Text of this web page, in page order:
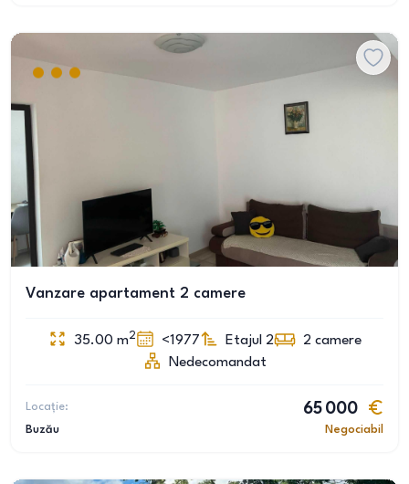
Vanzare apartament 2 camere
35.00 m2 <1977 Etajul 2 2 camere
Nedecomandat
Locație:
Buzău
65 000
Negociabil